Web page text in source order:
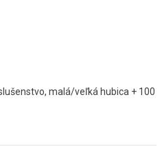
malá/veľká hubica + 100